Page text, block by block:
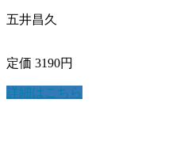
五井昌久
定価 3190円
詳細はこちら